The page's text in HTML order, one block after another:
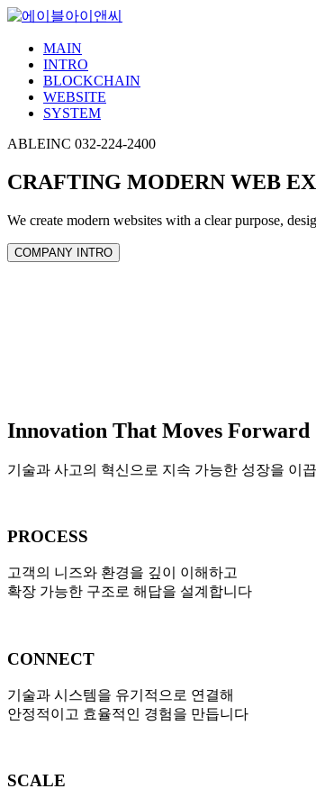
MAIN
INTRO
BLOCKCHAIN
WEBSITE
SYSTEM
ABLEINC 032-224-2400
CRAFTING MODERN WEB
We create modern websites with a clear purpose,
COMPANY INTRO
Innovation That Moves Forward
기술과 사고의 혁신으로 지속 가능한 성장을 이
PROCESS
고객의 니즈와 환경을 깊이 이해하고
확장 가능한 구조로 해답을 설계합니다
CONNECT
기술과 시스템을 유기적으로 연결해
안정적이고 효율적인 경험을 만듭니다
SCALE